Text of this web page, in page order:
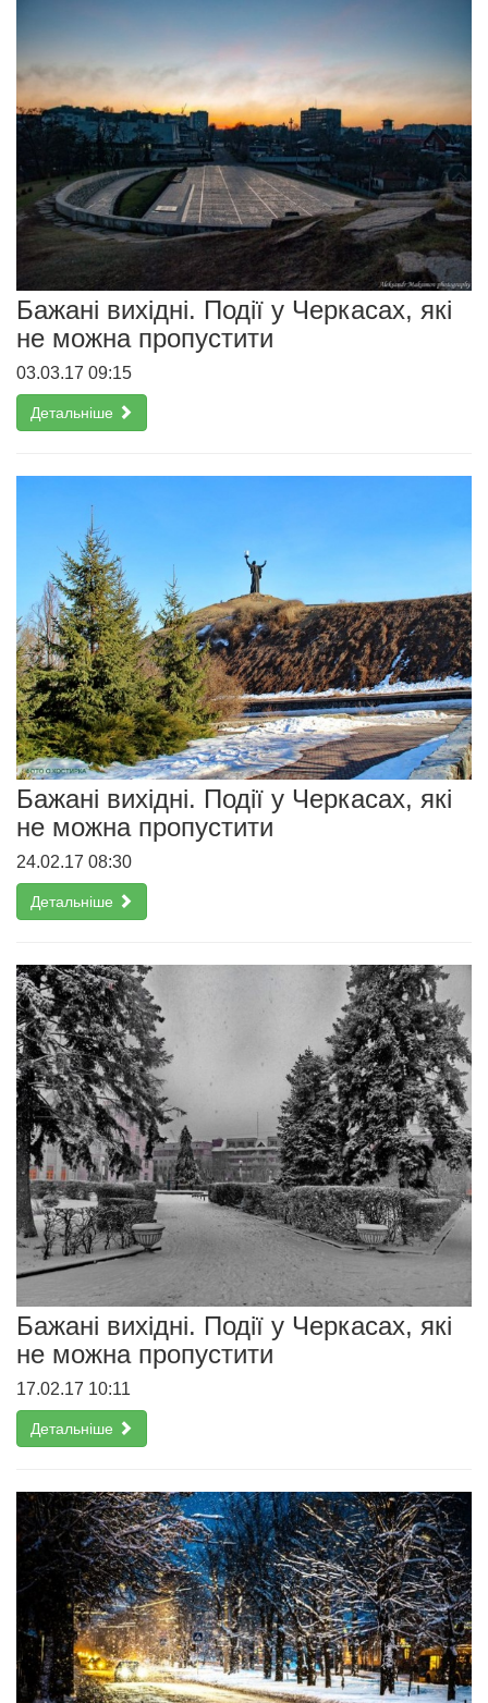
Бажані вихідні. Події у Черкасах, які
не можна пропустити
03.03.17 09:15
Детальніше
Бажані вихідні. Події у Черкасах, які
не можна пропустити
24.02.17 08:30
Детальніше
Бажані вихідні. Події у Черкасах, які
не можна пропустити
17.02.17 10:11
Детальніше